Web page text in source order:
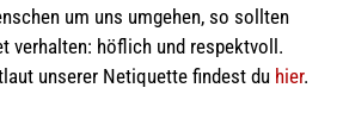
um uns umgehen, so sollten
verhalten: höflich und respektvoll.
unserer Netiquette findest du hier.